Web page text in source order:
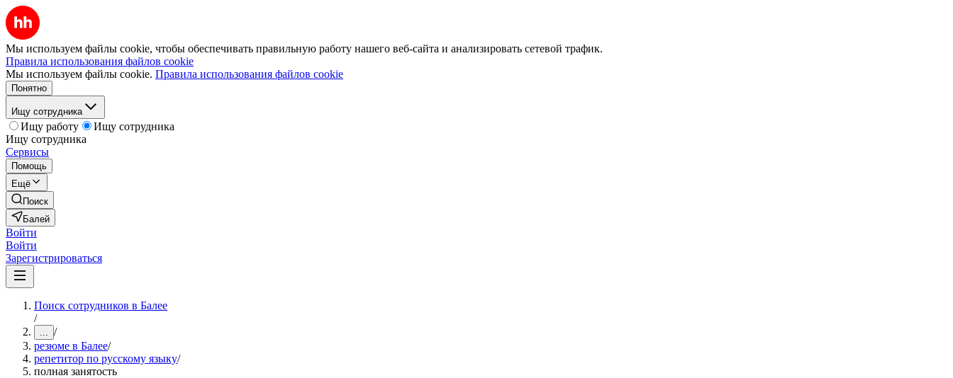
Мы используем файлы cookie, чтобы обеспечивать правильную работу нашего веб-сайта и анализировать сетевой трафик.
Правила использования файлов cookie
Мы используем файлы cookie. Правила использования файлов cookie
Понятно
Ищу сотрудника
Ищу работу
Ищу сотрудника
Ищу сотрудника
Сервисы
Помощь
Ещё
Поиск
Балей
Войти
Войти
Зарегистрироваться
Поиск сотрудников в Балее
/
... /
резюме в Балее/
репетитор по русскому языку/
полная занятость